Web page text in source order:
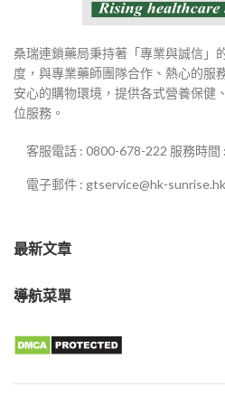
桑瑞連鎖藥局秉持著「專業與誠信」
度，與專業藥師團隊合作、熱心的服
安心的購物環境，提供各式營養保健
位服務。
客服電話 : 0800-678-222 服務時
電子郵件 : gtservice@hk-sunrise.hk
最新文章
導航菜單